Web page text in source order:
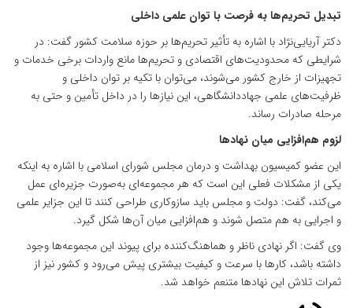
تبدیل تحریم‌ها به فرصت با توان علمی داخلی
دکتر آریایی‌نژاد با اشاره به تأثیر تحریم‌ها بر حوزه سلامت کشور گفت: در
شرایطی که محدودیت‌های اقتصادی و تحریم‌ها مانع واردات برخی خدمات و
تجهیزات از خارج کشور می‌شوند، می‌توان با تکیه بر توان داخلی و
ظرفیت‌های علمی جهاددانشگاهی، این نیازها را در داخل تأمین و حتی به
مرحله صادرات رساند.
لزوم هم‌افزایی میان نهادها
این عضو کمیسیون بهداشت و درمان مجلس شورای اسلامی با اشاره به اینکه
یکی از مشکلات فعلی این است که هر مجموعه‌ای به‌صورت جزیره‌ای عمل
می‌کند، گفت: دولت و مجلس باید سازوکاری طراحی کنند تا این جزایر علمی
و اجرایی به هم متصل شوند و هم‌افزایی میان آن‌ها شکل گیرد.
وی گفت: اگر نهادی ناظر و هماهنگ‌کننده برای پیوند این مجموعه‌ها وجود
داشته باشد، کارها با سرعت و کیفیت بیشتری پیش می‌رود و کشور نیز از
ثمرات تلاش این نهادها متنعم خواهد شد.